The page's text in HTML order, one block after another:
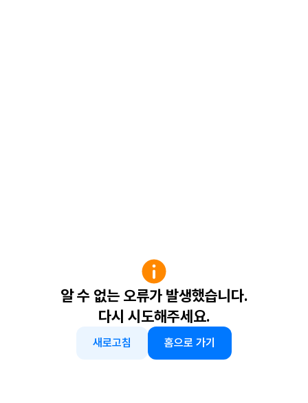
알 수 없는 오류가 발생했습니다.
다시 시도해주세요.
새로고침 홈으로 가기